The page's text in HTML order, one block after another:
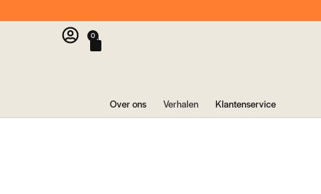
0
Over ons Verhalen Klantenservice